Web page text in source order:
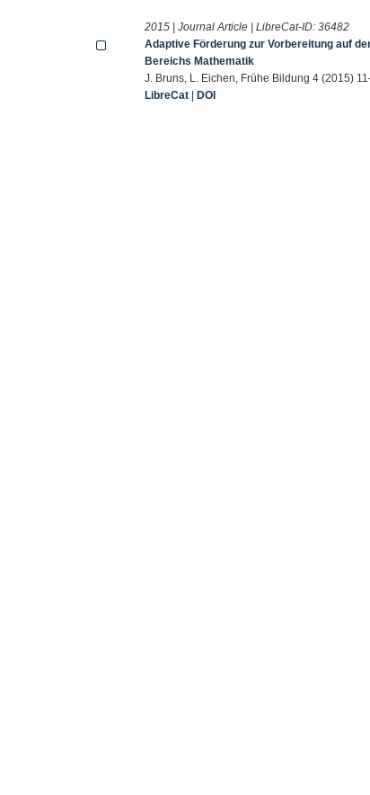
2015 | Journal Article | LibreCat-ID:36482
Adaptive Förderung zur Vorbereitung auf
Bereichs Mathematik
J. Bruns, L. Eichen, Frühe Bildung 4 (2015)
LibreCat |DOI